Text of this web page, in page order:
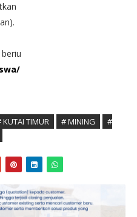
KUTAI TIMUR # MINING
#